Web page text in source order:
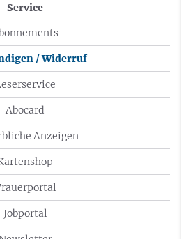
Service
/ Widerruf
Abocard
Anzeigen
Jobportal